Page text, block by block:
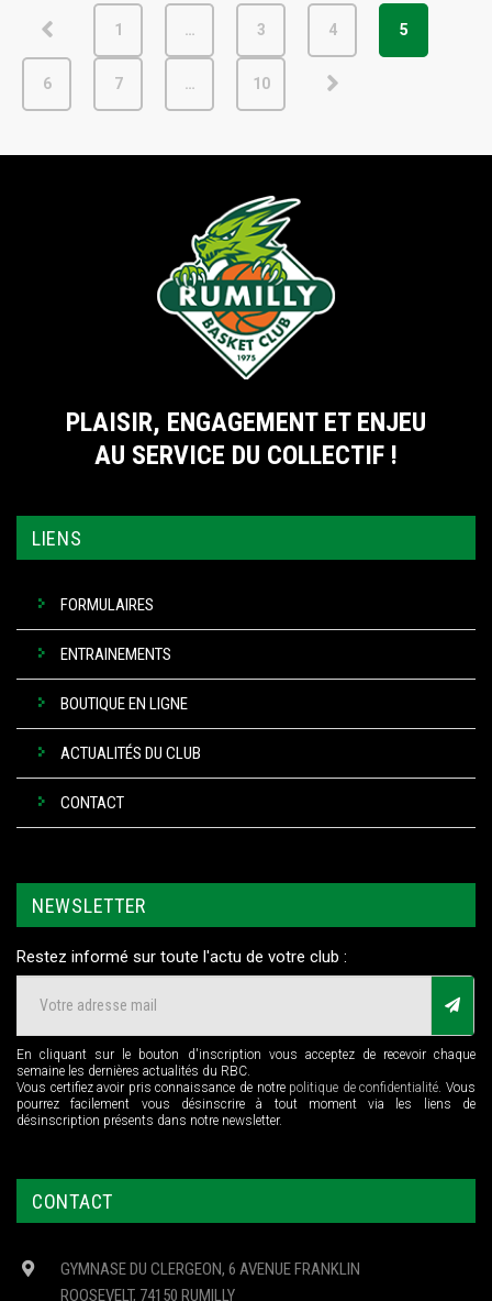
1 … 3 4 5
6 7 … 10
PLAISIR, ENGAGEMENT ET ENJEU
AU SERVICE DU COLLECTIF !
LIENS
FORMULAIRES
ENTRAINEMENTS
BOUTIQUE EN LIGNE
ACTUALITÉS DU CLUB
CONTACT
NEWSLETTER
Restez informé sur toute l'actu de votre club :
En cliquant sur le bouton d'inscription vous acceptez de recevoir chaque
semaine les dernières actualités du RBC.
Vous certifiez avoir pris connaissance de notre politique de confidentialité. Vous
pourrez facilement vous désinscrire à tout moment via les liens de
désinscription présents dans notre newsletter.
CONTACT
GYMNASE DU CLERGEON, 6 AVENUE FRANKLIN
ROOSEVELT, 74150 RUMILLY